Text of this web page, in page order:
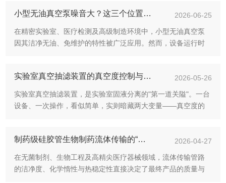
与无残留的特性，在生化分...
小型无油真空泵噪音大？这三个位置加减震垫就行
2026-06-25
在精密实验室、医疗检测及高级制造环境中，小型无油真空泵
因其洁净无油、免维护的特性被广泛应用。然而，设备运行时
措施可有效抑制。本文从工...
实验室真空抽滤装置的真空度控制与滤瓶材质选择对实验结果的影响
2026-05-26
实验室真空抽滤装置，是实验室固液分离的"第一道关隘"。一台
设备、一次操作，看似简单，实则暗藏两大变量——真空度的
对实验结果的深层影响...
制药级硅胶管生物制药流体传输的“黄金标准”
2026-04-27
在无菌制剂、生物工程及高精尖医疗器械领域，流体传输管路
的洁净度、化学惰性与热稳定性直接决定了最终产品的质量与